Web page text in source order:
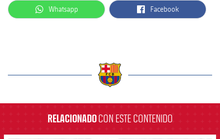
label.aria.whatsapp
Whatsapp label.aria.facebook
Facebook
RELACIONADOCON ESTE CONTENIDO